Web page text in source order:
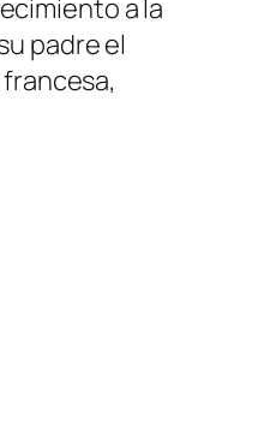
a la
padre el